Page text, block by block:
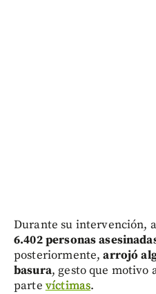
Durante su intervención,
6.402 personas
posteriormente,arrojó
basura, gesto que motivo
parte víctimas.